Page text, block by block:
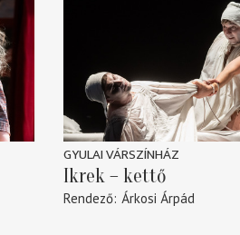
GYULAI VÁRSZÍNHÁZ
Ikrek – kettő
Rendező Árkosi Árpád